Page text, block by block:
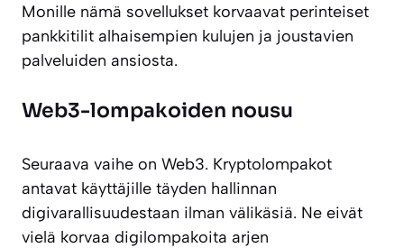
Monille nämä sovellukset korvaavat perinteiset
pankkitilit alhaisempien kulujen ja joustavien
palveluiden ansiosta.
Web3-lompakoiden nousu
Seuraava vaihe on Web3. Kryptolompakot
antavat käyttäjille täyden hallinnan
digivarallisuudestaan ilman välikäsiä. Ne eivät
vielä korvaa digilompakoita arjen